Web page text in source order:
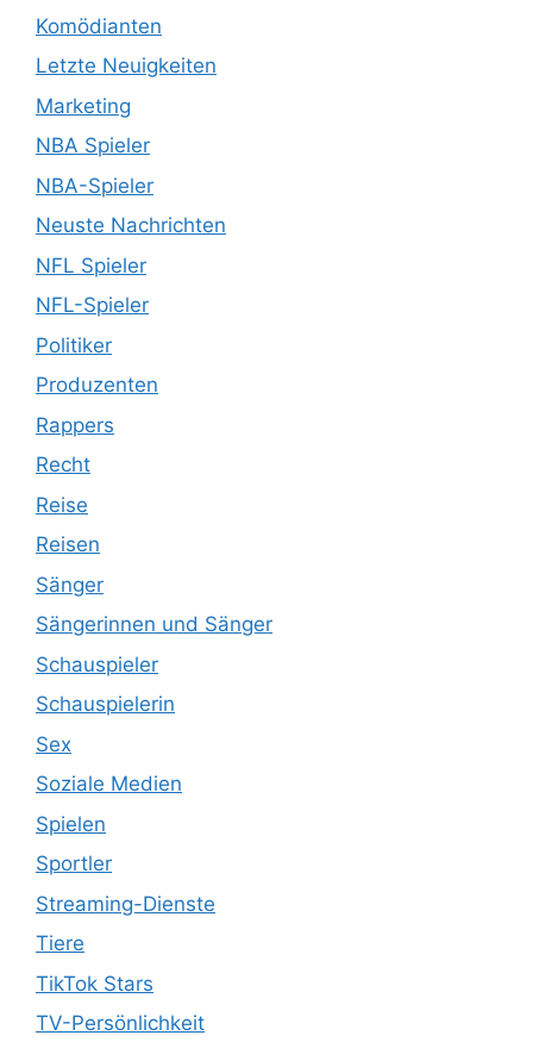
Komödianten
Letzte Neuigkeiten
Marketing
NBA Spieler
NBA-Spieler
Neuste Nachrichten
NFL Spieler
NFL-Spieler
Politiker
Produzenten
Rappers
Recht
Reise
Reisen
Sänger
Sängerinnen und Sänger
Schauspieler
Schauspielerin
Sex
Soziale Medien
Spielen
Sportler
Streaming-Dienste
Tiere
TikTok Stars
TV-Persönlichkeit